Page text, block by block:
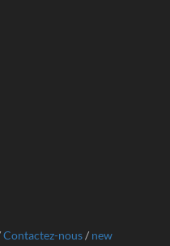
Contactez-nous/ new